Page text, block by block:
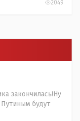
2049
закончилась!Ну
Путиным будут